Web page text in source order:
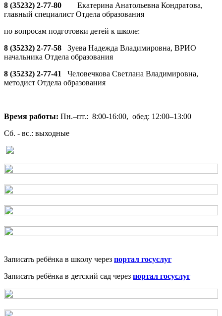
8 (35232) 2-77-80 Екатерина Анатольевна Кондратова,
главный специалист Отдела образования
по вопросам подготовки детей к школе:
8 (35232) 2-77-58 Зуева Надежда Владимировна, ВРИО
начальника Отдела образования
8 (35232) 2-77-41 Человечкова Светлана Владимировна,
методист Отдела образования
Время работы: Пн.–пт.: 8:00-16:00, обед: 12:00–13:00
Сб. - вс.: выходные
Записать ребёнка в школу через портал госуслуг
Записать ребёнка в детский сад через портал госуслуг